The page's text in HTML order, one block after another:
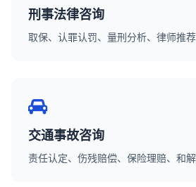
刑事法律咨询
取保、认罪认罚、量刑分析、律师推荐
交通事故咨询
责任认定、伤残赔偿、保险理赔、和解